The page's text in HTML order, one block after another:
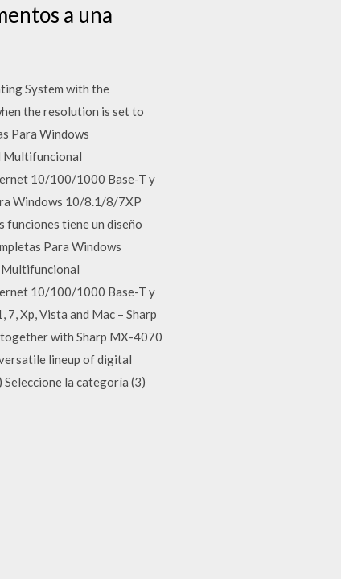
a una
System with the
the resolution is set to
Para Windows
Multifuncional
10/100/1000 Base-T y
Windows 10/8.1/8/7XP
funciones tiene un diseño
Para Windows
Multifuncional
10/100/1000 Base-T y
Xp, Vista and Mac – Sharp
with Sharp MX-4070
lineup of digital
la categoría (3)